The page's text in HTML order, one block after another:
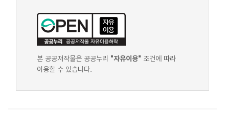
본 공공저작물은 공공누리 "자유이용" 조건에 따라
이용할 수 있습니다.